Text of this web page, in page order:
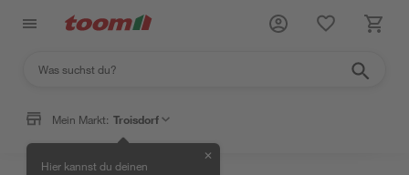
Mein Markt: Troisdorf
Hier kannst du deinen
✕